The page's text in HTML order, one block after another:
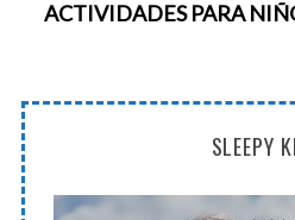
ACTIVIDADES PARA
SLEEPY